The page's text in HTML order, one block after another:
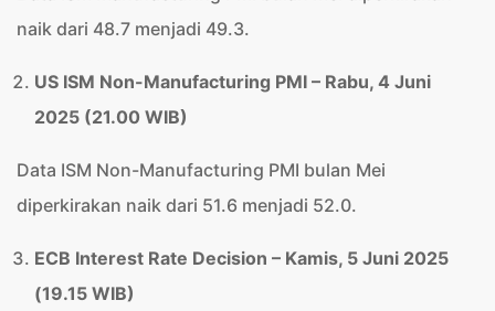
naik dari 48.7 menjadi 49.3.
US ISM Non-Manufacturing PMI – Rabu, 4 Juni
2025 (21.00 WIB)
Data ISM Non-Manufacturing PMI bulan Mei
diperkirakan naik dari 51.6 menjadi 52.0.
ECB Interest Rate Decision – Kamis, 5 Juni 2025
(19.15 WIB)